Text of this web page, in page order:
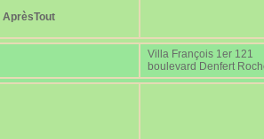
AprèsTout
Villa François 1er 121
boulevard Denfert